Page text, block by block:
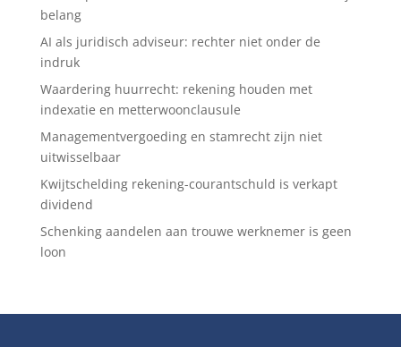
belang
AI als juridisch adviseur: rechter niet onder de
indruk
Waardering huurrecht: rekening houden met
indexatie en metterwoonclausule
Managementvergoeding en stamrecht zijn niet
uitwisselbaar
Kwijtschelding rekening-courantschuld is verkapt
dividend
Schenking aandelen aan trouwe werknemer is geen
loon